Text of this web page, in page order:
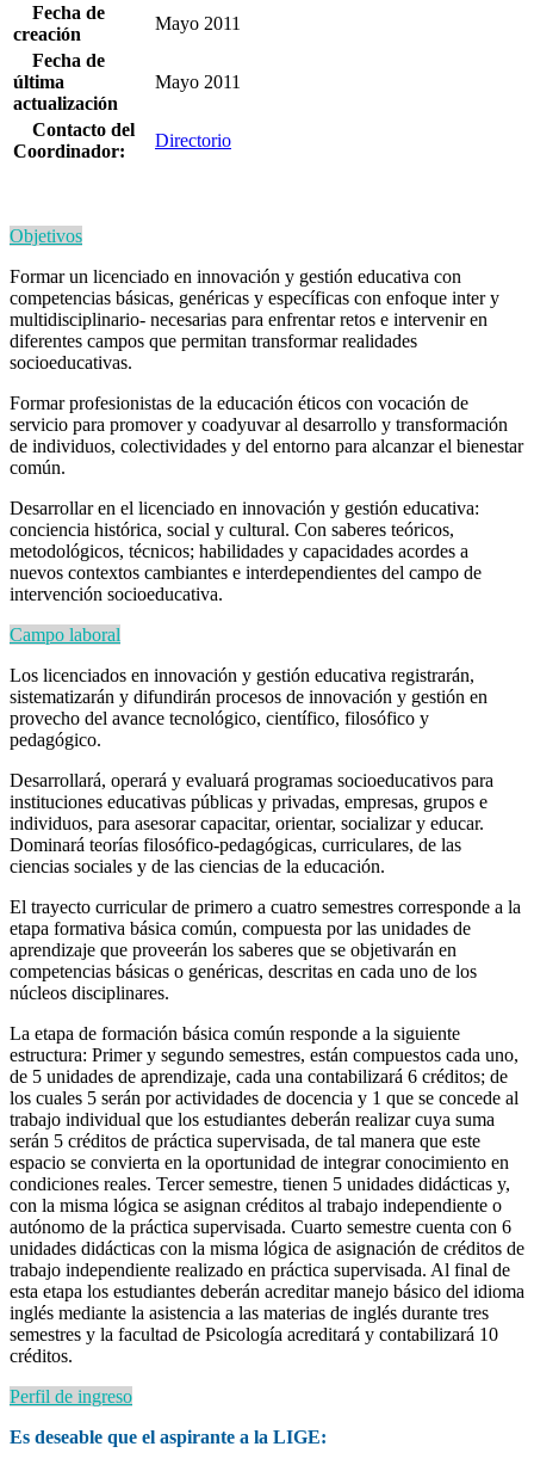
Fecha de
creación
Mayo 2011
Fecha de
última
actualización
Mayo 2011
Contacto del
Coordinador:
Directorio
Objetivos
Formar un licenciado en innovación y gestión educativa con
competencias básicas, genéricas y específicas con enfoque inter y
multidisciplinario- necesarias para enfrentar retos e intervenir en
diferentes campos que permitan transformar realidades
socioeducativas.
Formar profesionistas de la educación éticos con vocación de
servicio para promover y coadyuvar al desarrollo y transformación
de individuos, colectividades y del entorno para alcanzar el bienestar
común.
Desarrollar en el licenciado en innovación y gestión educativa:
conciencia histórica, social y cultural. Con saberes teóricos,
metodológicos, técnicos; habilidades y capacidades acordes a
nuevos contextos cambiantes e interdependientes del campo de
intervención socioeducativa.
Campo laboral
Los licenciados en innovación y gestión educativa registrarán,
sistematizarán y difundirán procesos de innovación y gestión en
provecho del avance tecnológico, científico, filosófico y
pedagógico.
Desarrollará, operará y evaluará programas socioeducativos para
instituciones educativas públicas y privadas, empresas, grupos e
individuos, para asesorar capacitar, orientar, socializar y educar.
Dominará teorías filosófico-pedagógicas, curriculares, de las
ciencias sociales y de las ciencias de la educación.
El trayecto curricular de primero a cuatro semestres corresponde a la
etapa formativa básica común, compuesta por las unidades de
aprendizaje que proveerán los saberes que se objetivarán en
competencias básicas o genéricas, descritas en cada uno de los
núcleos disciplinares.
La etapa de formación básica común responde a la siguiente
estructura: Primer y segundo semestres, están compuestos cada uno,
de 5 unidades de aprendizaje, cada una contabilizará 6 créditos; de
los cuales 5 serán por actividades de docencia y 1 que se concede al
trabajo individual que los estudiantes deberán realizar cuya suma
serán 5 créditos de práctica supervisada, de tal manera que este
espacio se convierta en la oportunidad de integrar conocimiento en
condiciones reales. Tercer semestre, tienen 5 unidades didácticas y,
con la misma lógica se asignan créditos al trabajo independiente o
autónomo de la práctica supervisada. Cuarto semestre cuenta con 6
unidades didácticas con la misma lógica de asignación de créditos de
trabajo independiente realizado en práctica supervisada. Al final de
esta etapa los estudiantes deberán acreditar manejo básico del idioma
inglés mediante la asistencia a las materias de inglés durante tres
semestres y la facultad de Psicología acreditará y contabilizará 10
créditos.
Perfil de ingreso
Es deseable que el aspirante a la LIGE: